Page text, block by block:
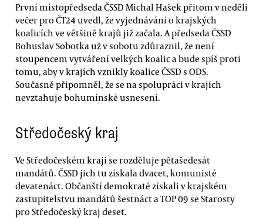
První místopředseda ČSSD Michal Hašek přitom v neděli
večer pro ČT24 uvedl, že vyjednávání o krajských
koalicích ve většině krajů již začala. A předseda ČSSD
Bohuslav Sobotka už v sobotu zdůraznil, že není
stoupencem vytváření velkých koalic a bude spíš proti
tomu, aby v krajích vznikly koalice ČSSD s ODS.
Současně připomněl, že se na spolupráci v krajích
nevztahuje bohumínské usnesení.
Středočeský kraj
Ve Středočeském kraji se rozděluje pětašedesát
mandátů. ČSSD jich tu získala dvacet, komunisté
devatenáct. Občanští demokraté získali v krajském
zastupitelstvu mandátů šestnáct a TOP 09 se Starosty
pro Středočeský kraj deset.